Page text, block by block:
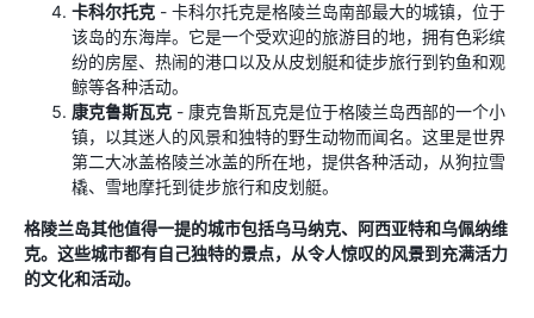
卡科尔托克 - 卡科尔托克是格陵兰岛南部最大的城镇，位于
该岛的东海岸。它是一个受欢迎的旅游目的地，拥有色彩缤
纷的房屋、热闹的港口以及从皮划艇和徒步旅行到钓鱼和观
鲸等各种活动。
康克鲁斯瓦克 - 康克鲁斯瓦克是位于格陵兰岛西部的一个小
镇，以其迷人的风景和独特的野生动物而闻名。这里是世界
第二大冰盖格陵兰冰盖的所在地，提供各种活动，从狗拉雪
橇、雪地摩托到徒步旅行和皮划艇。
格陵兰岛其他值得一提的城市包括乌马纳克、阿西亚特和乌佩纳维
克。这些城市都有自己独特的景点，从令人惊叹的风景到充满活力
的文化和活动。